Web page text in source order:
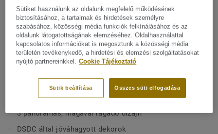
helyiségekben, például a gyógyászati és idősek
gondozását végző intézményekben, vagy az oktatási
épületek közös zuhanyzóiban és öltözőszekrényeiben
használható. Ez a higiénikus falburkolat tűzálló, könnyen
karbantartható, valamint ellenáll a karcolásoknak és
foltoknak.Az Aquasens, a teljes vizes helyiség koncepció
kiegészítőket. Az épület egyéb helyiségeiben a Protectwall
Mutasson többet
FŐBB JELLEMZŐK
Tűzálló falburkolat (B-s2, d0)
32 természet ihlette minta + 1 szegély
Higiénikus és könnyen tisztítható
3 panorámás, magával ragadó dizájn
DSDC által jóváhagyott dekorok
Sütiket használunk az oldalunk megfelelő működésének
biztosításához, a tartalmak és hirdetések személyre
szabásához, közösségi média funkciók felkínálásához és az
oldalunk látogatottságának elemzéséhez. Oldalhasználattal
kapcsolatos információkat is megosztunk a közösségi média
területén tevékenykedő, a hirdetési és elemzési szolgáltatásokat
nyújtó partnereinkkel. Cookie Tájékoztató
Összes süti elfogadása
Sütik beállítása